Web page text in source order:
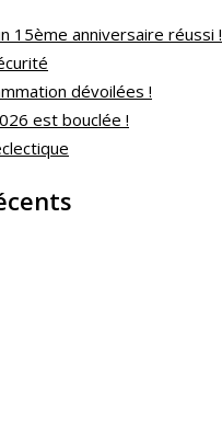
15ème anniversaire réussi !
dévoilées !
est bouclée !